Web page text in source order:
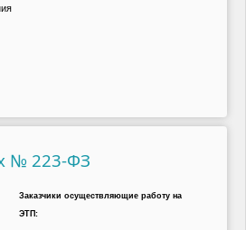
№ 223-ФЗ
Заказчики осуществляющие работу на
ЭТП: